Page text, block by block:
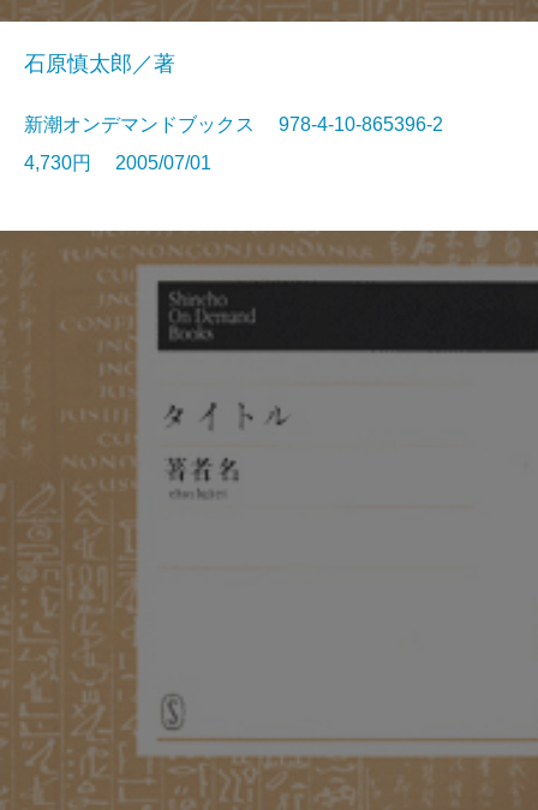
石原慎太郎／著
新潮オンデマンドブックス 978-4-10-865396-2
4,730円 2005/07/01